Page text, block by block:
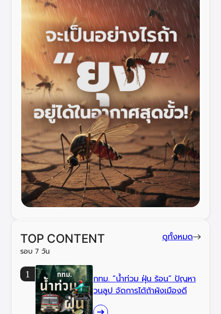
TOP CONTENT
รอบ 7 วัน
ดูทั้งหมด
กทม. “น้ำท่วม ฝุ่น ร้อน” ปัญหา
วนลูป จัดการได้ถ้าผังเมืองดี